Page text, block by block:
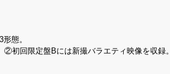
態。
初回限定盤Bには新撮バラエティ映像を収録。